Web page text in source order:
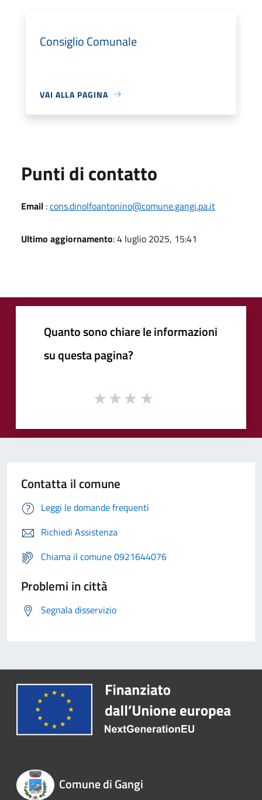
Consiglio Comunale
VAI ALLA PAGINA
Punti di contatto
Email :cons.dinolfoantonino@comune.gangi.pa.it
Ultimo aggiornamento: 4 luglio 2025, 15:41
Quanto sono chiare le informazioni
su questa pagina?
Contatta il comune
Leggi le domande frequenti
Richiedi Assistenza
Chiama il comune 0921644076
Problemi in città
Segnala disservizio
Comune di Gangi